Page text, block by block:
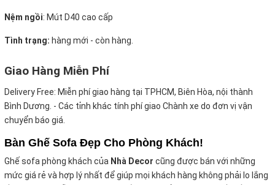
Nệm ngồi: Mút D40 cao cấp
Tình trạng: hàng mới - còn hàng.
Giao Hàng Miễn Phí
Delivery Free: Miễn phí giao hàng tại TPHCM, Biên Hòa, nội thành
Bình Dương. - Các tỉnh khác tính phí giao Chành xe do đơn vị vận
chuyển báo giá.
Bàn Ghế Sofa Đẹp Cho Phòng Khách!
Ghế sofa phòng khách của Nhà Decor cũng được bán với những
mức giá rẻ và hợp lý nhất để giúp mọi khách hàng không phải lo lắng